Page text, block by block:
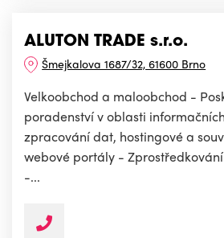
ALUTON TRADE s.r.o.
Šmejkalova 1687/32, 61600 Brno
Velkoobchod a maloobchod -
poradenství v oblasti
zpracování dat, hostingové a
webové portály -
-...